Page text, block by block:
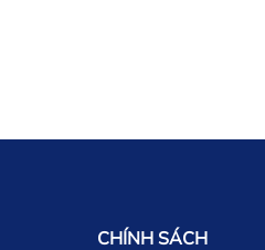
CHÍNH SÁCH